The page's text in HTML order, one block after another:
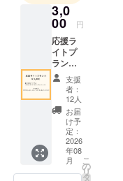
3,0
00 円
応援ラ
イトプ
ラン①
■CF参
加証(デ
ジタル)
※価格に
関わら
ず内容
は同じ
になり
ます ※
メール
支援
者：
12人
お届
け予
定：
2026
年08
月
こ
の
リ
タ